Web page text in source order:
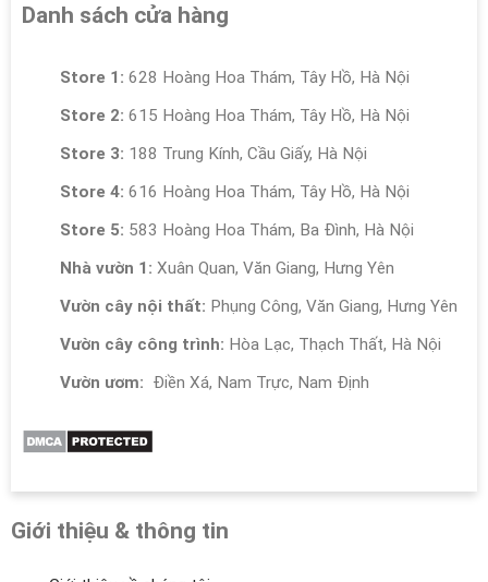
Danh sách cửa hàng
Store 1: 628 Hoàng Hoa Thám, Tây Hồ, Hà Nội
Store 2: 615 Hoàng Hoa Thám, Tây Hồ, Hà Nội
Store 3: 188 Trung Kính, Cầu Giấy, Hà Nội
Store 4: 616 Hoàng Hoa Thám, Tây Hồ, Hà Nội
Store 5: 583 Hoàng Hoa Thám, Ba Đình, Hà Nội
Nhà vườn 1: Xuân Quan, Văn Giang, Hưng Yên
Vườn cây nội thất: Phụng Công, Văn Giang, Hưng Yên
Vườn cây công trình: Hòa Lạc, Thạch Thất, Hà Nội
Vườn ươm: Điền Xá, Nam Trực, Nam Định
Giới thiệu & thông tin